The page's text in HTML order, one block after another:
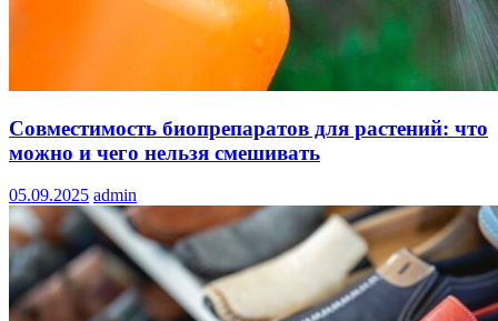
Совместимость биопрепаратов для растений: что
можно и чего нельзя смешивать
05.09.2025 admin